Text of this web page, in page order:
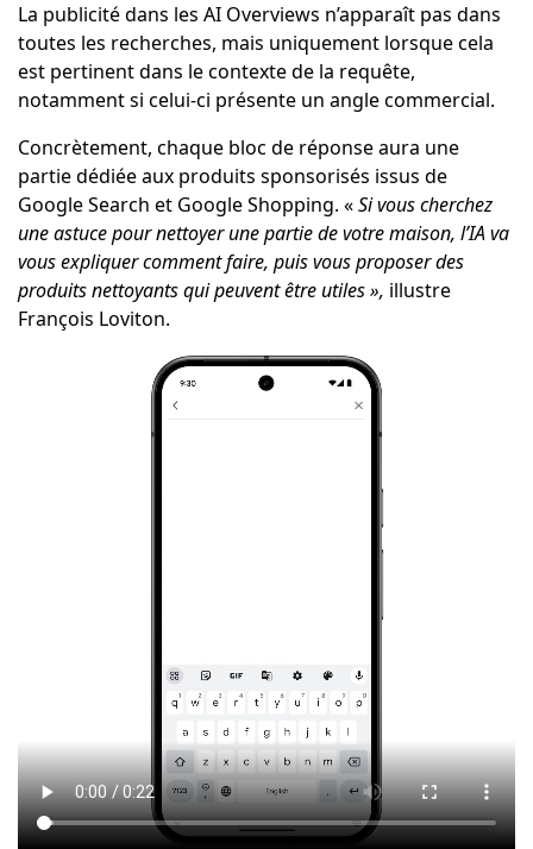
La publicité dans les AI Overviews n’apparaît pas dans
toutes les recherches, mais uniquement lorsque cela
est pertinent dans le contexte de la requête,
notamment si celui-ci présente un angle commercial.
Concrètement, chaque bloc de réponse aura une
partie dédiée aux produits sponsorisés issus de
Google Search et Google Shopping. «Si vous cherchez
une astuce pour nettoyer une partie de votre maison, l’IA va
vous expliquer comment faire, puis vous proposer des
produits nettoyants qui peuvent être utiles », illustre
François Loviton.